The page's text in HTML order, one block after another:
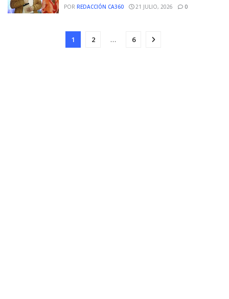
POR REDACCIÓN CA360 21 JULIO, 2026 0
1 2 … 6